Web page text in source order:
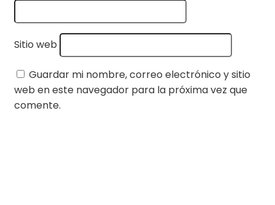
Sitio web
Guardar mi nombre, correo electrónico y sitio
web en este navegador para la próxima vez que
comente.